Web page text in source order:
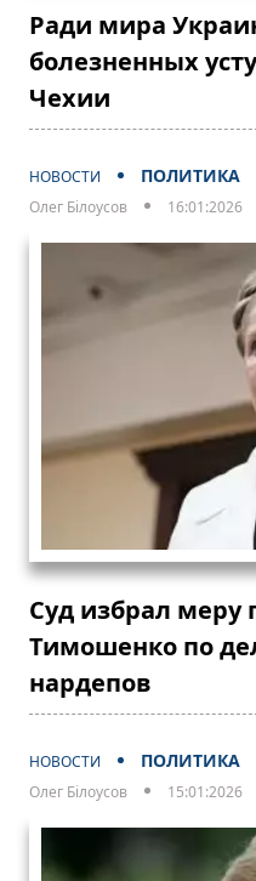
Ради мира
болезненных
Чехии
НОВОСТИ ПОЛИТИКА
Олег Білоусов 16:01:2026
Суд избрал
Тимошенко по
нардепов
НОВОСТИ ПОЛИТИКА
Олег Білоусов 15:01:2026